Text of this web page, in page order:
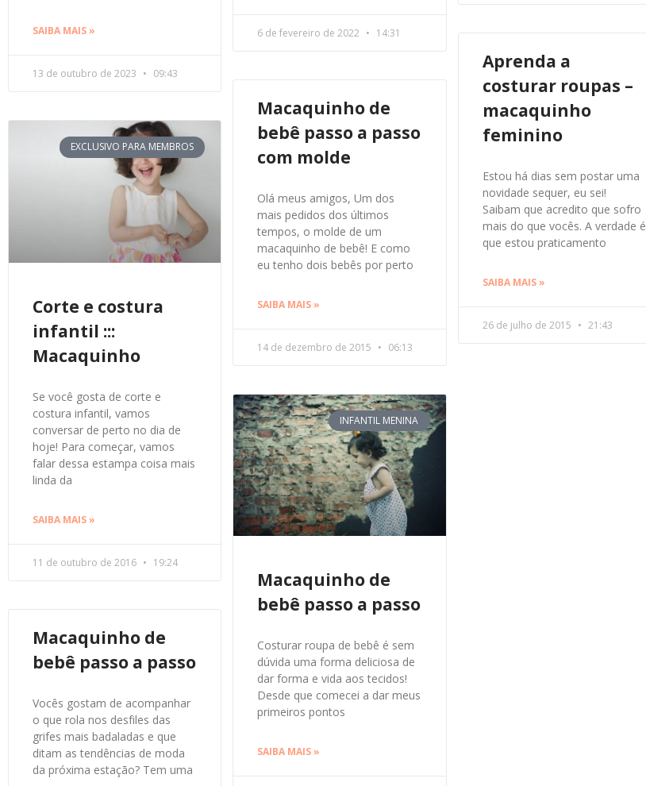
SAIBA MAIS »
13 de outubro de 2023 09:43
6 de fevereiro de 2022 14:31
EXCLUSIVO PARA MEMBROS
Corte e costura
infantil :::
Macaquinho
Se você gosta de corte e
costura infantil, vamos
conversar de perto no dia de
hoje! Para começar, vamos
falar dessa estampa coisa mais
linda da
SAIBA MAIS »
11 de outubro de 2016 19:24
Macaquinho de
bebê passo a passo
com molde
Olá meus amigos, Um dos
mais pedidos dos últimos
tempos, o molde de um
macaquinho de bebê! E como
eu tenho dois bebês por perto
SAIBA MAIS »
14 de dezembro de 2015 06:13
Aprenda a
costurar roupas –
macaquinho
feminino
Estou há dias sem postar uma
novidade sequer, eu sei!
Saibam que acredito que sofro
mais do que vocês. A verdade é
que estou praticamento
SAIBA MAIS »
26 de julho de 2015 21:43
Macaquinho de
bebê passo a passo
Vocês gostam de acompanhar
o que rola nos desfiles das
grifes mais badaladas e que
ditam as tendências de moda
da próxima estação? Tem uma
INFANTIL MENINA
Macaquinho de
bebê passo a passo
Costurar roupa de bebê é sem
dúvida uma forma deliciosa de
dar forma e vida aos tecidos!
Desde que comecei a dar meus
primeiros pontos
SAIBA MAIS »